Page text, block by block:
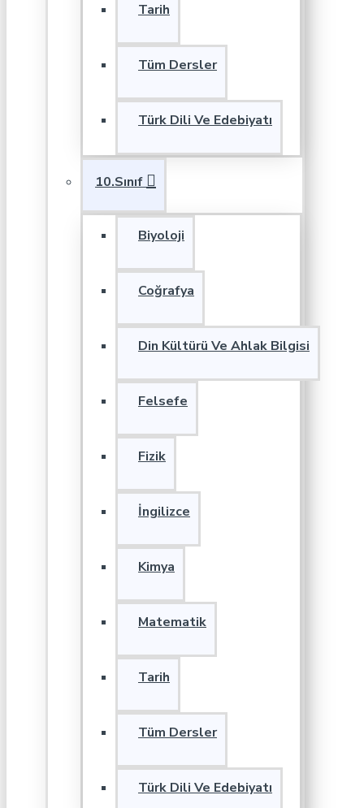
Tarih
Tüm Dersler
Türk Dili Ve Edebiyatı
10.Sınıf
Biyoloji
Coğrafya
Din Kültürü Ve Ahlak Bilgisi
Felsefe
Fizik
İngilizce
Kimya
Matematik
Tarih
Tüm Dersler
Türk Dili Ve Edebiyatı